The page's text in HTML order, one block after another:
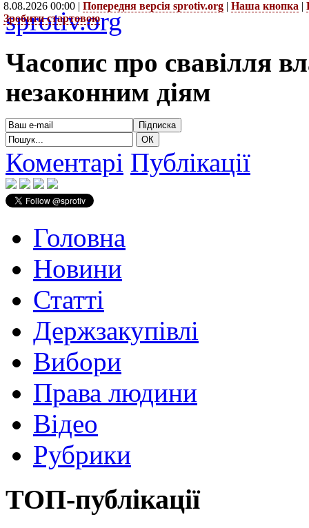
8.08.2026 00:00 | Попередня версія sprotiv.org | Наша кнопка |
Зробити стартовою
sprotiv.org
Часопис про свавілля
незаконним діям
Коментарі Публікації
Головна
Новини
Статті
Держзакупівлі
Вибори
Права людини
Відео
Рубрики
ТОП-публікації